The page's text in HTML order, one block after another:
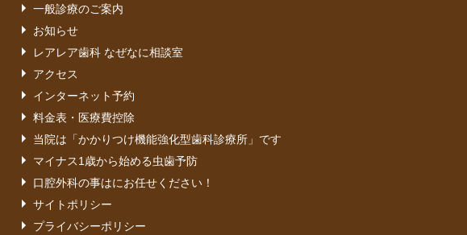
一般診療のご案内
お知らせ
レアレア歯科 なぜなに相談室
アクセス
インターネット予約
料金表・医療費控除
当院は「かかりつけ機能強化型歯科診療所」です
マイナス1歳から始める虫歯予防
口腔外科の事はにお任せください！
サイトポリシー
プライバシーポリシー